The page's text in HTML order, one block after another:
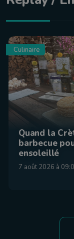
Culinaire
Quand la
barbecue
ensoleillé
7 août 2026 à